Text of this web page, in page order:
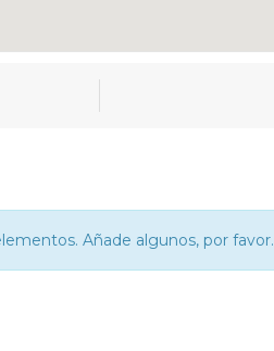
Añade algunos, por favor.